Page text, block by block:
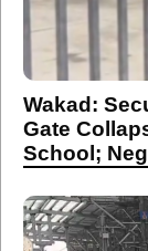
Wakad:
Gate
School;